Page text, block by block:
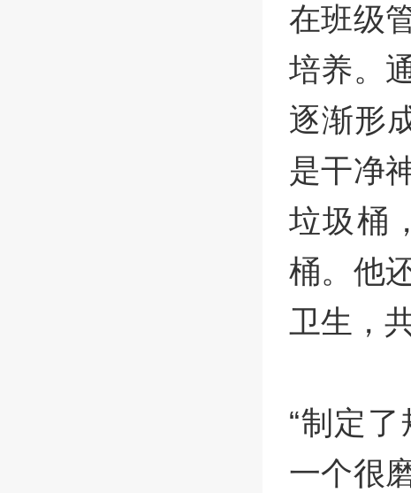
在班级
培养。
逐渐形
是干净
垃圾桶
桶。他
卫生，
“制定
一个很